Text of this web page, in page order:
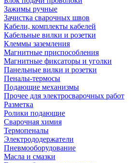
Зажимы ручные
Зачистка сварочных швов
Кабели, комплекты кабелей
Кабельные вилки и розетки
Клеммы заземления
Магнитные приспособления
Магнитные фиксаторы и уголки
Панельные вилки и розетки
Пеналы-термосы
Подающие механизмы
Прочее для электросварочных работ
Разметка
Ролики подающие
Сварочная химия
Термопеналы
Электрододержатели
Пневмооборудование
Масла и смазки